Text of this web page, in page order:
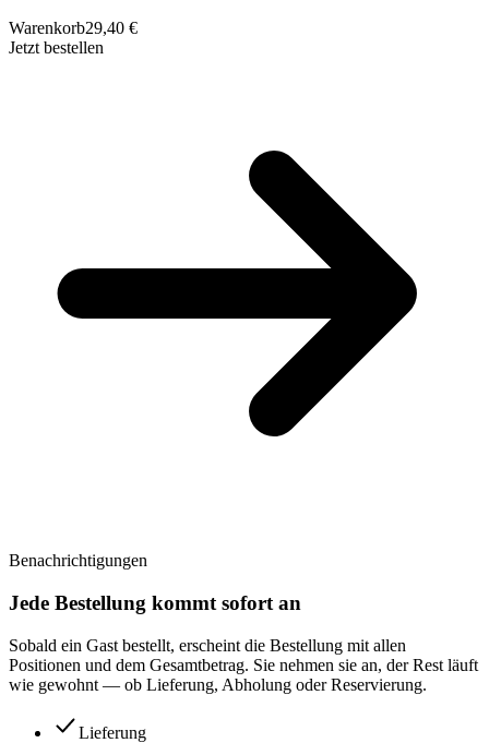
Warenkorb29,40 €
Jetzt bestellen
Benachrichtigungen
Jede Bestellung kommt sofort an
Sobald ein Gast bestellt, erscheint die Bestellung mit allen
Positionen und dem Gesamtbetrag. Sie nehmen sie an, der Rest läuft
wie gewohnt — ob Lieferung, Abholung oder Reservierung.
Lieferung